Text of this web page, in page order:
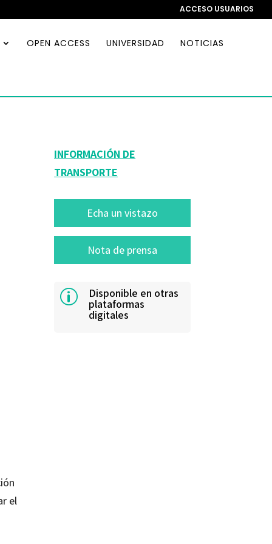
ACCESO USUARIOS
OPEN ACCESS UNIVERSIDAD NOTICIAS
el
INFORMACIÓN DE
TRANSPORTE
Echa un vistazo
Nota de prensa
p Disponible en otras
plataformas
digitales